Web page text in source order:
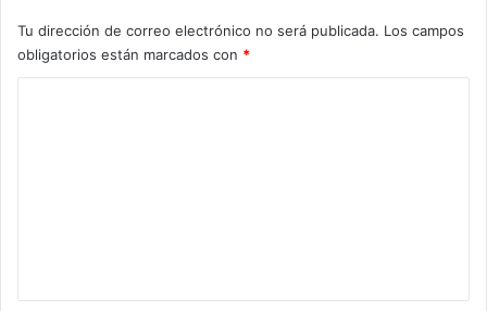
Tu dirección de correo electrónico no será publicada. Los campos
obligatorios están marcados con *